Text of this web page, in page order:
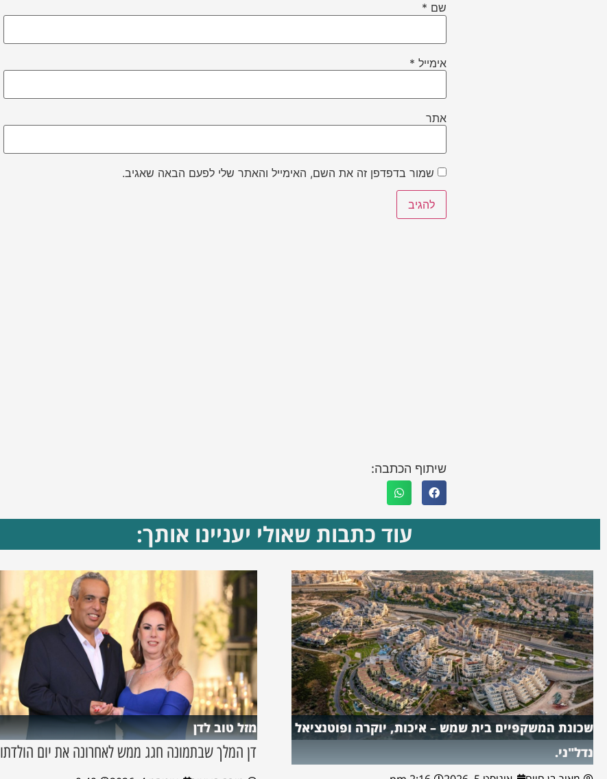
שם *
אימייל *
אתר
שמור בדפדפן זה את השם, האימייל והאתר שלי לפעם הבאה שאגיב.
שיתוף הכתבה:
עוד כתבות שאולי יעניינו אותך:
שכונת המשקפיים בית שמש – איכות, יוקרה ופוטנציאל
נדל"ני.
מזל טוב לדן
דן המלך שבתמונה חגג ממש לאחרונה את יום הולדתו